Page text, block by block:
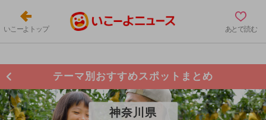
いこーよトップ あとで読む
テーマ別おすすめスポットまとめ
神奈川県